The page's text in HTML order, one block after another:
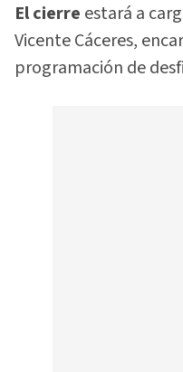
El cierre estará a
Vicente Cáceres,
programación de